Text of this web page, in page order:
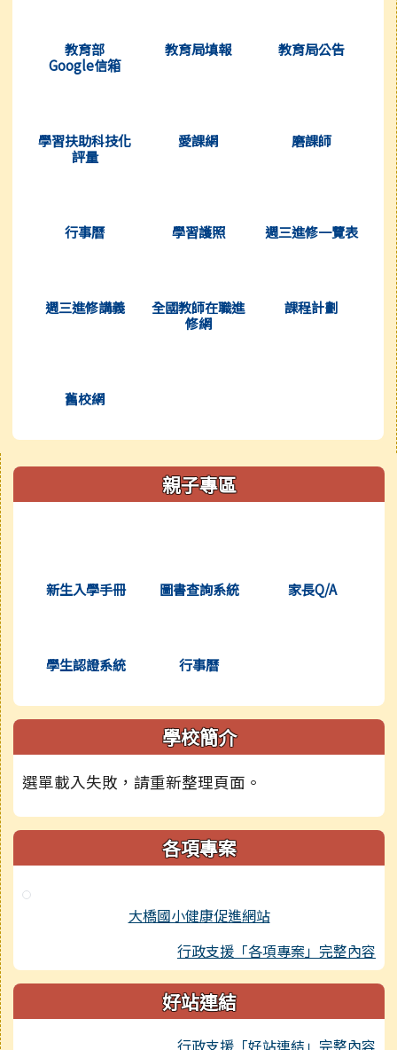
教育部
Google信箱
教育局填報 教育局公告
(另開新視
學習扶助科技化
評量
愛課網 磨課師
(另開新視
行事曆 學習護照 週三進修一覽表
(另開新視
週三進修講義
全國教師在職進
修網
課程計劃
(另開新視
舊校網
右邊區域內容 親子專區
新生入學手冊 圖書查詢系統 家長Q/A
學生認證系統 行事曆
學校簡介
選單載入失敗，請重新整理頁面。
各項專案
大橋國小健康促進網站
行政支援「各項專案」完整內容
好站連結
行政支援「好站連結」完整內容